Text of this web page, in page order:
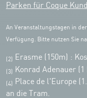
Parken für Coque
An Veranstaltungstagen in
Verfügung. Bitte nutzen Sie
(2) Erasme (150m) :
(3) Konrad Adenauer (1
(4)
Place de l'Europe
an die Tram.